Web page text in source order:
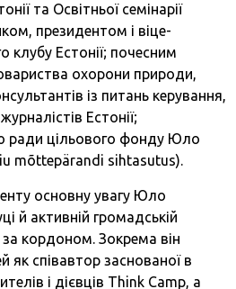
та Освітньої семінарії
президентом і віце-
клубу Естонії; почесним
охорони природи,
із питань керування,
Естонії;
ради цільового фонду Юло
mõttepärandi sihtasutus).
основну увагу Юло
й активній громадській
за кордоном. Зокрема він
як співавтор заснованої в
і дієвців Think Camp, а